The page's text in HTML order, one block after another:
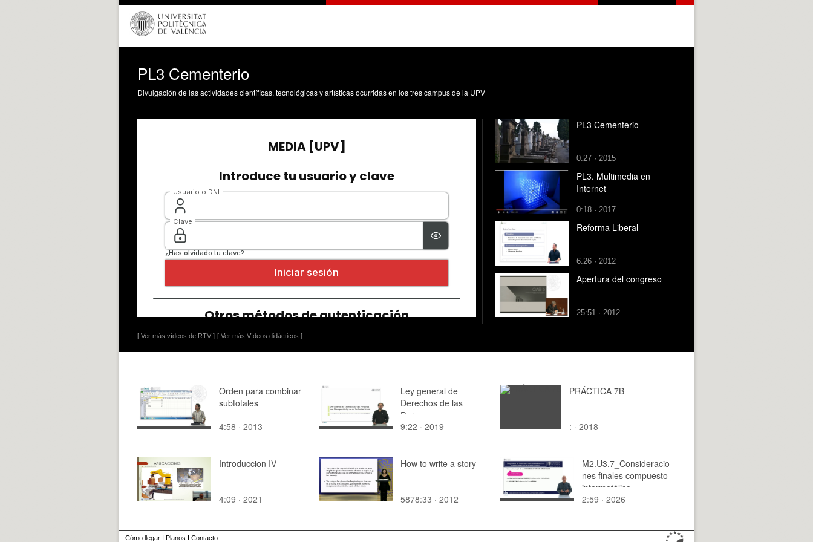
PL3 Cementerio
Divulgación de las actividades científicas, tecnológicas y artísticas ocurridas en los tres campus de la UPV
[ Ver más vídeos de RTV ] [ Ver más Vídeos didácticos ]
PL3 Cementerio
0:27 · 2015
PL3. Multimedia en
Internet
0:18 · 2017
Reforma Liberal
6:26 · 2012
Apertura del congreso
25:51 · 2012
Orden para combinar
subtotales
4:58 · 2013
Ley general de
Derechos de las
Personas con
Discapacidad y de su
9:22 · 2019
PRÁCTICA 7B
: · 2018
Introduccion IV
4:09 · 2021
How to write a story
5878:33 · 2012
M2.U3.7_Consideracio
nes finales compuesto
intermetálico
2:59 · 2026
Cómo llegar I Planos I Contacto